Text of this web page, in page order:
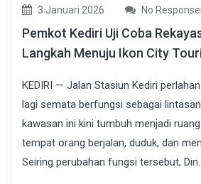
3 Januari 2026 No
Pemkot Kediri Uji Coba
Langkah Menuju Ikon City
KEDIRI — Jalan Stasiun Kediri
lagi semata berfungsi sebagai
kawasan ini kini tumbuh menjadi
tempat orang berjalan, duduk, dan
Seiring perubahan fungsi tersebut,